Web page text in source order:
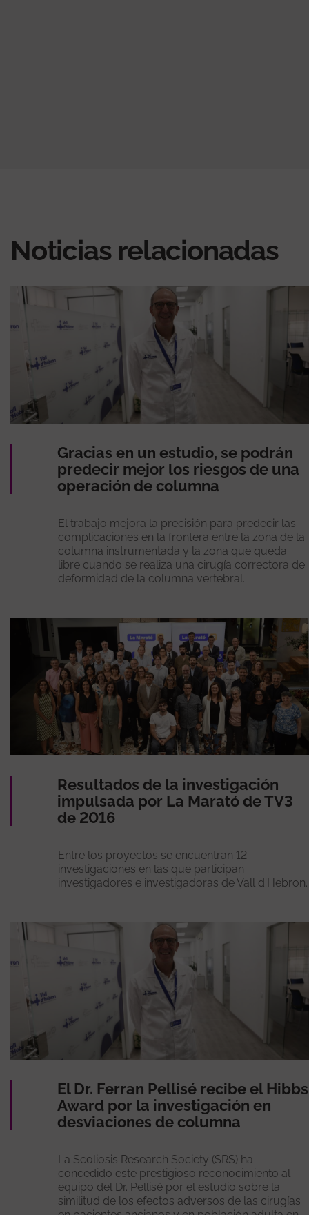
Noticias relacionadas
Gracias en un estudio, se podrán
predecir mejor los riesgos de una
operación de columna
El trabajo mejora la precisión para predecir las
complicaciones en la frontera entre la zona de la
columna instrumentada y la zona que queda
libre cuando se realiza una cirugía correctora de
deformidad de la columna vertebral.
Resultados de la investigación
impulsada por La Marató de TV3
de 2016
Entre los proyectos se encuentran 12
investigaciones en las que participan
investigadores e investigadoras de Vall d'Hebron.
El Dr. Ferran Pellisé recibe el Hibbs
Award por la investigación en
desviaciones de columna
La Scoliosis Research Society (SRS) ha
concedido este prestigioso reconocimiento al
equipo del Dr. Pellisé por el estudio sobre la
similitud de los efectos adversos de las cirugías